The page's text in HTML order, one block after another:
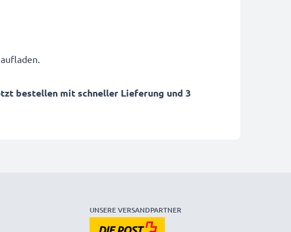
bestellen mit schneller Lieferung und 3
UNSERE VERSANDPARTNER